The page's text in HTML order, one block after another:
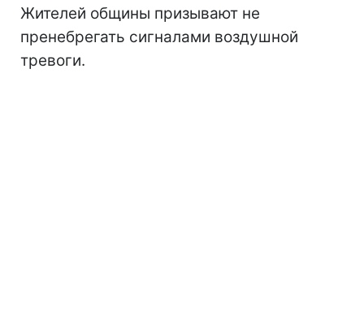
Жителей общины призывают не
пренебрегать сигналами воздушной
тревоги.